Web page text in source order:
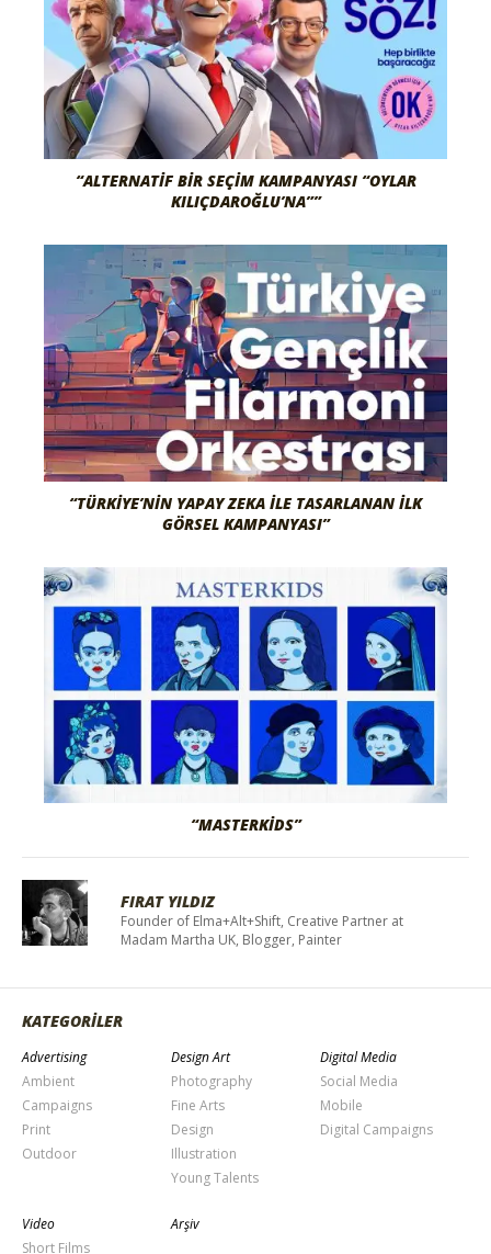
“ALTERNATIF BIR SEÇIM KAMPANYASI “OYLAR
KILIÇDAROĞLU’NA””
“TÜRKIYE’NIN YAPAY ZEKA İLE TASARLANAN İLK
GÖRSEL KAMPANYASI”
“MASTERKIDS”
FIRAT YILDIZ
Founder of Elma+Alt+Shift, Creative Partner at
Madam Martha UK, Blogger, Painter
KATEGORİLER
Advertising
Ambient
Campaigns
Print
Outdoor
Design Art
Photography
Fine Arts
Design
Illustration
Young Talents
Digital Media
Social Media
Mobile
Digital Campaigns
Video
Short Films
Arşiv